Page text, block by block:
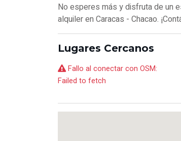
No esperes más y disfruta de un
alquiler en Caracas - Chacao.
Lugares Cercanos
Fallo al conectar con OSM:
Failed to fetch